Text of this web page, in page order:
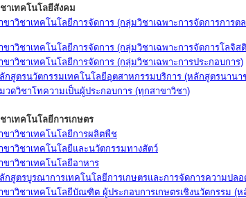
าเทคโนโลยีสังคม
ขาวิชาเทคโนโลยีการจัดการ (กลุ่มวิชาเฉพาะการจัดการการต
ขาวิชาเทคโนโลยีการจัดการ (กลุ่มวิชาเฉพาะการจัดการโลจิส
ขาวิชาเทคโนโลยีการจัดการ (กลุ่มวิชาเฉพาะการประกอบการ)
กสูตรนวัตกรรมเทคโนโลยีอุตสาหกรรมบริการ (หลักสูตรนานา
วดวิชาโทความเป็นผู้ประกอบการ (ทุกสาขาวิชา)
าเทคโนโลยีการเกษตร
ขาวิชาเทคโนโลยีการผลิตพืช
ขาวิชาเทคโนโลยีและนวัตกรรมทางสัตว์
ขาวิชาเทคโนโลยีอาหาร
กสูตรบูรณาการเทคโนโลยีการเกษตรและการจัดการความปล
ขาวิชาเทคโนโลยีบัณฑิต ผู้ประกอบการเกษตรเชิงนวัตกรรม (